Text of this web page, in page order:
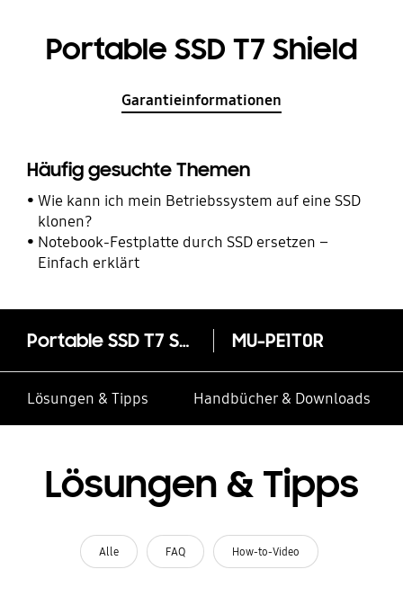
Portable SSD T7 Shield
Garantieinformationen
Häufig gesuchte Themen
Wie kann ich mein Betriebssystem auf eine SSD
klonen?
Notebook-Festplatte durch SSD ersetzen –
Einfach erklärt
Portable SSD T7 Shield MU-PE1T0R
Lösungen & Tipps Handbücher & Downloads
Lösungen & Tipps
Alle FAQ How-to-Video